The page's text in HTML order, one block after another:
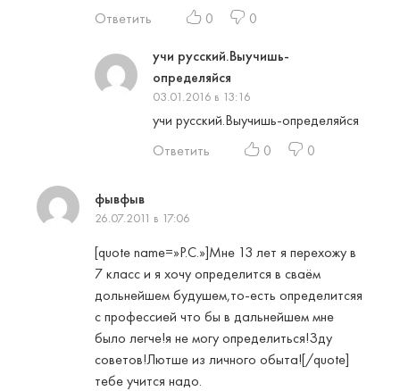
Ответить
0
0
учи русский.Выучишь-
определяйся
03.01.2016 в 13:16
учи русский.Выучишь-определяйся
Ответить
0 0
фывфыв
26.07.2011 в 17:06
[quote name=»Р.С.»]Мне 13 лет я перехожу в
7 класс и я хочу определится в сваём
дольнейшем будушем,то-есть определитсяя
с профессией что бы в дальнейшем мне
было легче!я не могу определиться!Зду
советов!Лютше из личного обыта![/quote]
тебе учится надо.